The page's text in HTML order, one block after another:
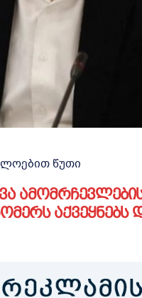
წუთი
აქვეყნებს